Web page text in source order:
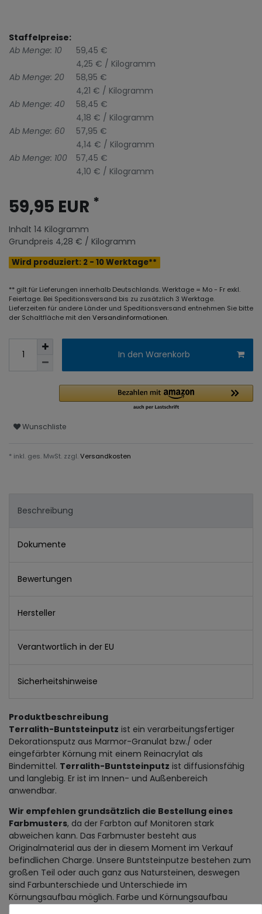
Staffelpreise:
Ab Menge: 10
59,45 €
4,25 € / Kilogramm
Ab Menge: 20
58,95 €
4,21 € / Kilogramm
Ab Menge: 40
58,45 €
4,18 € / Kilogramm
Ab Menge: 60
57,95 €
4,14 € / Kilogramm
Ab Menge: 100
57,45 €
4,10 € / Kilogramm
59,95 EUR *
Inhalt 14 Kilogramm
Grundpreis 4,28 € / Kilogramm
Wird produziert: 2 - 10 Werktage**
** gilt für Lieferungen innerhalb Deutschlands. Werktage = Mo - Fr exkl.
Feiertage. Bei Speditionsversand bis zu zusätzlich 3 Werktage.
Lieferzeiten für andere Länder und Speditionsversand entnehmen Sie bitte
der Schaltfläche mit den Versandinformationen.
In den Warenkorb
Wunschliste
* inkl. ges. MwSt. zzgl.Versandkosten
Beschreibung
Dokumente
Bewertungen
Hersteller
Verantwortlich in der EU
Sicherheitshinweise
Produktbeschreibung
Terralith-Buntsteinputz ist ein verarbeitungsfertiger
Dekorationsputz aus Marmor-Granulat bzw./ oder
eingefärbter Körnung mit einem Reinacrylat als
Bindemittel. Terralith-Buntsteinputz ist diffusionsfähig
und langlebig. Er ist im Innen- und Außenbereich
anwendbar.
Wir empfehlen grundsätzlich die Bestellung eines
Farbmusters, da der Farbton auf Monitoren stark
abweichen kann. Das Farbmuster besteht aus
Originalmaterial aus der in diesem Moment im Verkauf
befindlichen Charge. Unsere Buntsteinputze bestehen zum
großen Teil oder auch ganz aus Natursteinen, deswegen
sind Farbunterschiede und Unterschiede im
Körnungsaufbau möglich. Farbe und Körnungsaufbau